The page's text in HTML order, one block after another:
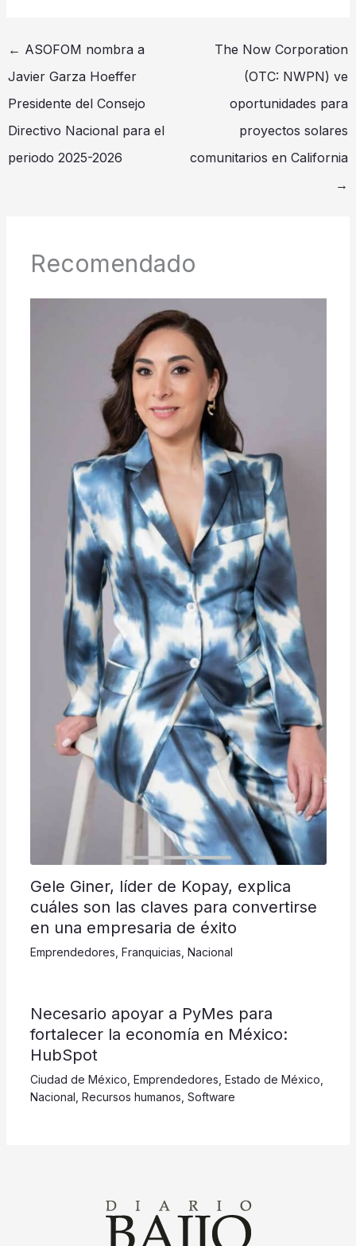
← ASOFOM nombra a
Javier Garza Hoeffer
Presidente del Consejo
Directivo Nacional para el
periodo 2025-2026
The Now Corporation
(OTC: NWPN) ve
oportunidades para
proyectos solares
comunitarios en California
→
Recomendado
Gele Giner, líder de Kopay, explica
cuáles son las claves para convertirse
en una empresaria de éxito
Emprendedores, Franquicias, Nacional
​​​​​Necesario apoyar a PyMes para
fortalecer la economía en México:
HubSpot
Ciudad de México, Emprendedores, Estado de México,
Nacional , Recursos humanos, Software